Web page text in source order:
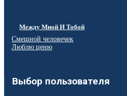
Между Мной И Тобой
Смешной человечек
Люблю ценю
Выбор пользователя